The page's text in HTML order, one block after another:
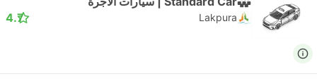
Lakpura
4.7